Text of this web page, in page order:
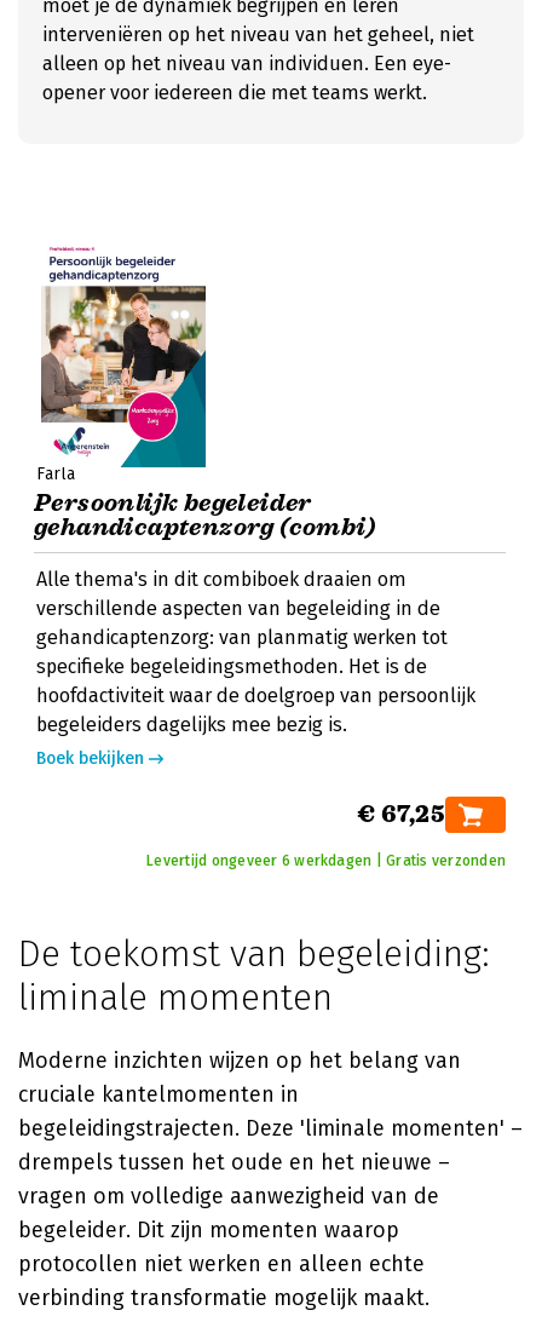
moet je de dynamiek begrijpen en leren
interveniëren op het niveau van het geheel, niet
alleen op het niveau van individuen. Een eye-
opener voor iedereen die met teams werkt.
Farla
Persoonlijk begeleider
gehandicaptenzorg (combi)
Alle thema's in dit combiboek draaien om
verschillende aspecten van begeleiding in de
gehandicaptenzorg: van planmatig werken tot
specifieke begeleidingsmethoden. Het is de
hoofdactiviteit waar de doelgroep van persoonlijk
begeleiders dagelijks mee bezig is.
Boek bekijken
€ 67,25
Levertijd ongeveer 6 werkdagen | Gratis verzonden
De toekomst van begeleiding:
liminale momenten
Moderne inzichten wijzen op het belang van
cruciale kantelmomenten in
begeleidingstrajecten. Deze 'liminale momenten' –
drempels tussen het oude en het nieuwe –
vragen om volledige aanwezigheid van de
begeleider. Dit zijn momenten waarop
protocollen niet werken en alleen echte
verbinding transformatie mogelijk maakt.